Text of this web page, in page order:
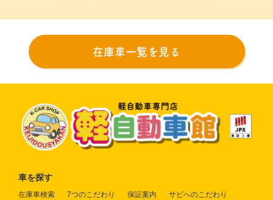
在庫車一覧を見る
車を探す
在庫車検索 7つのこだわり 保証案内 サビへのこだわり